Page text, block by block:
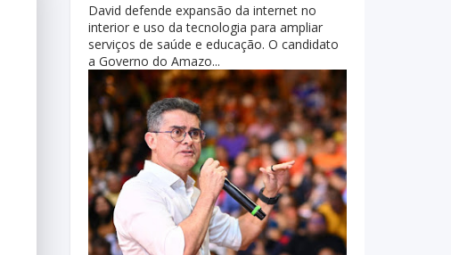
David defende expansão da internet no
interior e uso da tecnologia para ampliar
serviços de saúde e educação. O candidato
a Governo do Amazo...